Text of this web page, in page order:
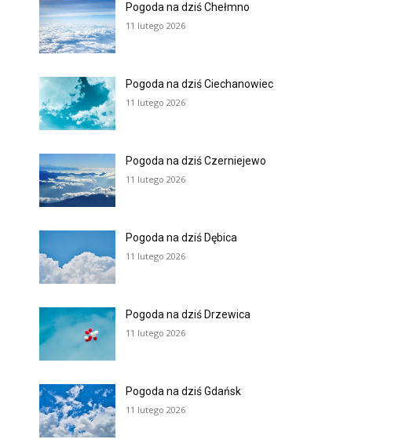
Pogoda na dziś Chełmno
11 lutego 2026
Pogoda na dziś Ciechanowiec
11 lutego 2026
Pogoda na dziś Czerniejewo
11 lutego 2026
Pogoda na dziś Dębica
11 lutego 2026
Pogoda na dziś Drzewica
11 lutego 2026
Pogoda na dziś Gdańsk
11 lutego 2026